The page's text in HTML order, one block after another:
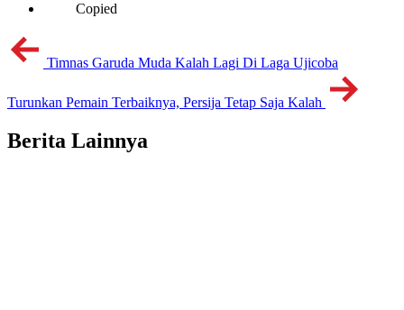
Copied
Timnas Garuda Muda Kalah Lagi Di Laga Ujicoba
Turunkan Pemain Terbaiknya, Persija Tetap Saja Kalah
Berita Lainnya